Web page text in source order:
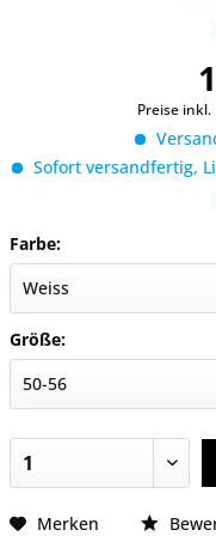
Preise inkl.
Sofort versandfertig,
Farbe:
Größe:
Merken